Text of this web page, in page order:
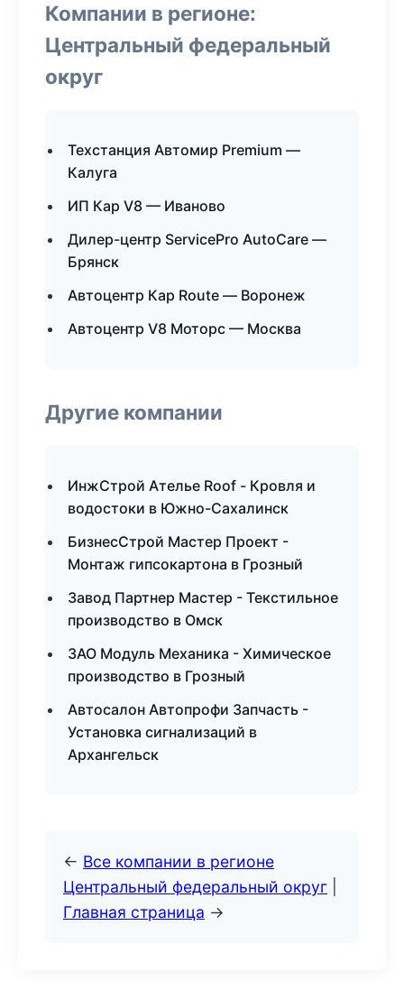
Компании в регионе:
Центральный федеральный
округ
Техстанция Автомир Premium —
Калуга
ИП Кар V8 — Иваново
Дилер-центр ServicePro AutoCare —
Брянск
Автоцентр Кар Route — Воронеж
Автоцентр V8 Моторс — Москва
Другие компании
ИнжСтрой Ателье Roof - Кровля и
водостоки в Южно-Сахалинск
БизнесСтрой Мастер Проект -
Монтаж гипсокартона в Грозный
Завод Партнер Мастер - Текстильное
производство в Омск
ЗАО Модуль Механика - Химическое
производство в Грозный
Автосалон Автопрофи Запчасть -
Установка сигнализаций в
Архангельск
← Все компании в регионе
Центральный федеральный округ
Главная страница →